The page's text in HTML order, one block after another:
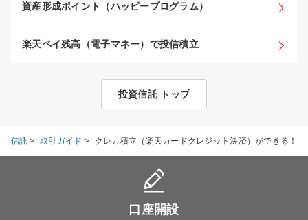
資産形成ポイント（ハッピープログラム）
楽天ペイ残高（電子マネー）で投信積立
投資信託 トップ
資信託 > 取引ガイド > クレカ積立（楽天カードクレジット決済）ができる！
口座開設